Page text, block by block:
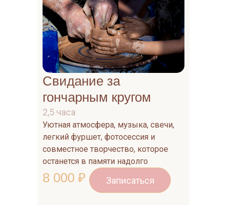
Свидание за
гончарным кругом
2,5 часа
Уютная атмосфера, музыка, свечи,
легкий фуршет, фотосессия и
совместное творчество, которое
останется в памяти надолго
8 000 ₽ Записаться